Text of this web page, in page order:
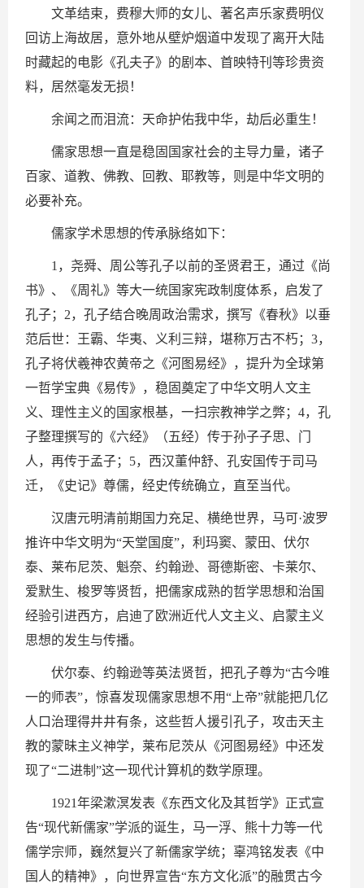
文革结束，费穆大师的女儿、著名声乐家费明仪
回访上海故居，意外地从壁炉烟道中发现了离开大陆
时藏起的电影《孔夫子》的剧本、首映特刊等珍贵资
料，居然毫发无损！
余闻之而泪流：天命护佑我中华，劫后必重生！
儒家思想一直是稳固国家社会的主导力量，诸子
百家、道教、佛教、回教、耶教等，则是中华文明的
必要补充。
儒家学术思想的传承脉络如下：
1，尧舜、周公等孔子以前的圣贤君王，通过《尚
书》、《周礼》等大一统国家宪政制度体系，启发了
孔子；2，孔子结合晚周政治需求，撰写《春秋》以垂
范后世：王霸、华夷、义利三辩，堪称万古不朽；3，
孔子将伏羲神农黄帝之《河图易经》，提升为全球第
一哲学宝典《易传》，稳固奠定了中华文明人文主
义、理性主义的国家根基，一扫宗教神学之弊；4，孔
子整理撰写的《六经》（五经）传于孙子子思、门
人，再传于孟子；5，西汉董仲舒、孔安国传于司马
迁，《史记》尊儒，经史传统确立，直至当代。
汉唐元明清前期国力充足、横绝世界，马可·波罗
推许中华文明为“天堂国度”，利玛窦、蒙田、伏尔
泰、莱布尼茨、魁奈、约翰逊、哥德斯密、卡莱尔、
爱默生、梭罗等贤哲，把儒家成熟的哲学思想和治国
经验引进西方，启迪了欧洲近代人文主义、启蒙主义
思想的发生与传播。
伏尔泰、约翰逊等英法贤哲，把孔子尊为“古今唯
一的师表”，惊喜发现儒家思想不用“上帝”就能把几亿
人口治理得井井有条，这些哲人援引孔子，攻击天主
教的蒙昧主义神学，莱布尼茨从《河图易经》中还发
现了“二进制”这一现代计算机的数学原理。
1921年梁漱溟发表《东西文化及其哲学》正式宣
告“现代新儒家”学派的诞生，马一浮、熊十力等一代
儒学宗师，巍然复兴了新儒家学统；辜鸿铭发表《中
国人的精神》，向世界宣告“东方文化派”的融贯古今